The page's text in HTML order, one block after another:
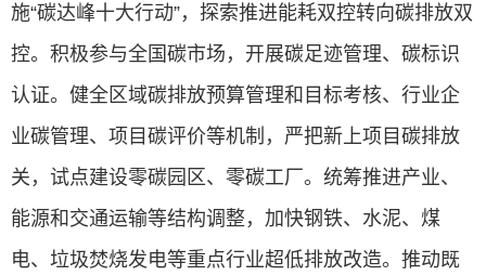
施“碳达峰十大行动”，探索推进能耗双控转向碳排放双
控。积极参与全国碳市场，开展碳足迹管理、碳标识
认证。健全区域碳排放预算管理和目标考核、行业企
业碳管理、项目碳评价等机制，严把新上项目碳排放
关，试点建设零碳园区、零碳工厂。统筹推进产业、
能源和交通运输等结构调整，加快钢铁、水泥、煤
电、垃圾焚烧发电等重点行业超低排放改造。推动既